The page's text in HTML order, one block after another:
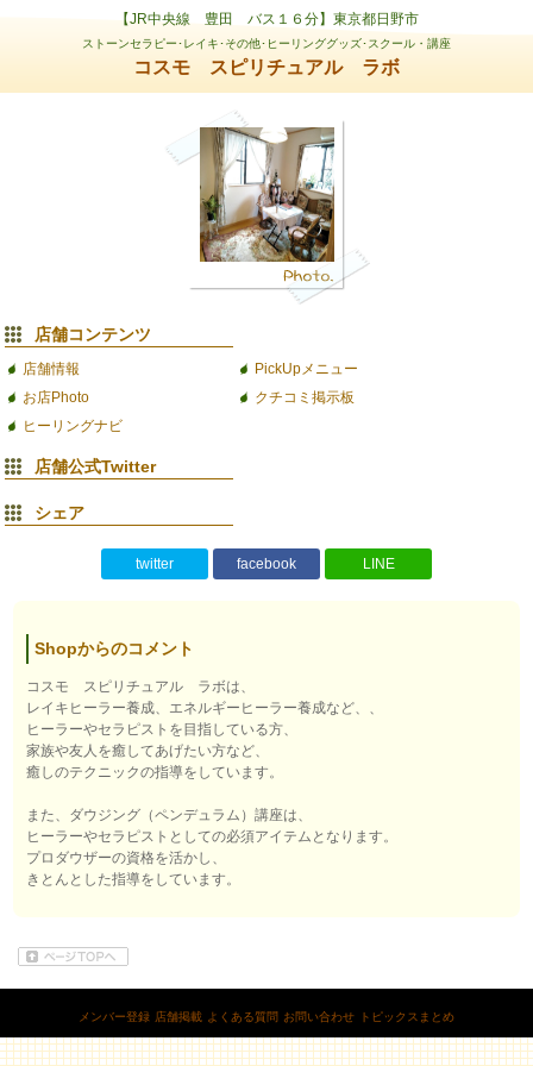
【JR中央線 豊田 バス１６分】東京都日野市
ストーンセラピー･レイキ･その他･ヒーリンググッズ･スクール・講座
コスモ スピリチュアル ラボ
店舗コンテンツ
店舗情報
PickUpメニュー
お店Photo
クチコミ掲示板
ヒーリングナビ
店舗公式Twitter
シェア
twitter facebook LINE
Shopからのコメント
コスモ スピリチュアル ラボは、
レイキヒーラー養成、エネルギーヒーラー養成など、、
ヒーラーやセラピストを目指している方、
家族や友人を癒してあげたい方など、
癒しのテクニックの指導をしています。
また、ダウジング（ペンデュラム）講座は、
ヒーラーやセラピストとしての必須アイテムとなります。
プロダウザーの資格を活かし、
きとんとした指導をしています。
メンバー登録 店舗掲載 よくある質問 お問い合わせ トピックスまとめ